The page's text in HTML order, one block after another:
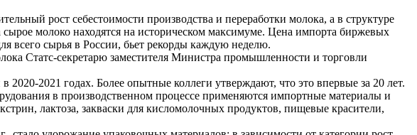
рост себестоимости производства и переработки молока, а в структуре
молоко находятся на историческом максимуме. Цена импорта биржевых
всего сырья в России, бьет рекорды каждую неделю.
Статс-секретарю заместителя Министра промышленности и торговли
2021 годах. Более опытные коллеги утверждают, что это впервые за 20 лет.
в производственном процессе применяются импортные материалы и
лактоза, закваски для кисломолочных продуктов, пищевые красители,